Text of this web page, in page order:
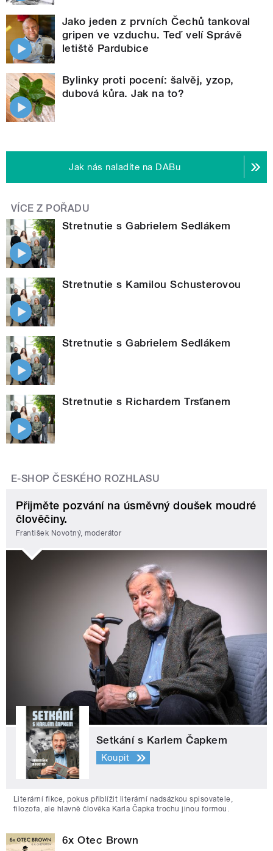
Jako jeden z prvních Čechů tankoval
gripen ve vzduchu. Teď velí Správě
letiště Pardubice
Bylinky proti pocení: šalvěj, yzop,
dubová kůra. Jak na to?
Jak nás naladíte na DABu
VÍCE Z POŘADU
Stretnutie s Gabrielem Sedlákem
Stretnutie s Kamilou Schusterovou
Stretnutie s Gabrielem Sedlákem
Stretnutie s Richardem Trsťanem
E-SHOP ČESKÉHO ROZHLASU
Přijměte pozvání na úsměvný doušek moudré
člověčiny.
František Novotný, moderátor
Setkání s Karlem Čapkem
Koupit
Literární fikce, pokus přiblížit literární nadsázkou spisovatele,
filozofa, ale hlavně člověka Karla Čapka trochu jinou formou.
6x Otec Brown